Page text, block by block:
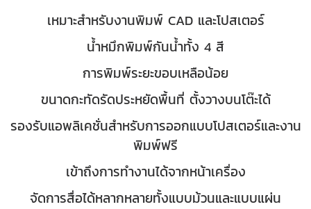
เหมาะสำหรับงานพิมพ์ CAD และโปสเตอร์
น้ำหมึกพิมพ์กันน้ำทั้ง 4 สี
การพิมพ์ระยะขอบเหลือน้อย
ขนาดกะทัดรัดประหยัดพื้นที่ ตั้งวางบนโต๊ะได้
รองรับแอพลิเคชั่นสำหรับการออกแบบโปสเตอร์และงาน
พิมพ์ฟรี
เข้าถึงการทำงานได้จากหน้าเครื่อง
จัดการสื่อได้หลากหลายทั้งแบบม้วนและแบบแผ่น